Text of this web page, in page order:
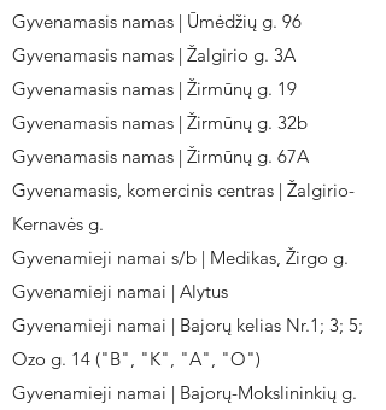
Gyvenamasis namas | Ūmėdžių g. 96
Gyvenamasis namas | Žalgirio g. 3A
Gyvenamasis namas | Žirmūnų g. 19
Gyvenamasis namas | Žirmūnų g. 32b
Gyvenamasis namas | Žirmūnų g. 67A
Gyvenamasis, komercinis centras | Žalgirio-
Kernavės g.
Gyvenamieji namai s/b | Medikas, Žirgo g.
Gyvenamieji namai | Alytus
Gyvenamieji namai | Bajorų kelias Nr.1; 3; 5;
Ozo g. 14 ("B", "K", "A", "O")
Gyvenamieji namai | Bajorų-Mokslininkių g.